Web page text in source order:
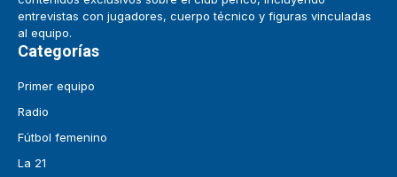
entrevistas con jugadores, cuerpo técnico y figuras vinculadas
al equipo.
Categorías
Primer equipo
Radio
Fútbol femenino
La 21